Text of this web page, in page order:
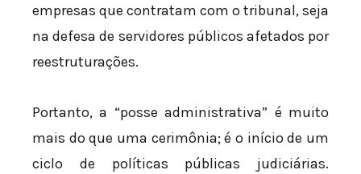
empresas que contratam com o tribunal, seja
na defesa de servidores públicos afetados por
reestruturações.
Portanto, a “posse administrativa” é muito
mais do que uma cerimônia; é o início de um
ciclo de políticas públicas judiciárias.